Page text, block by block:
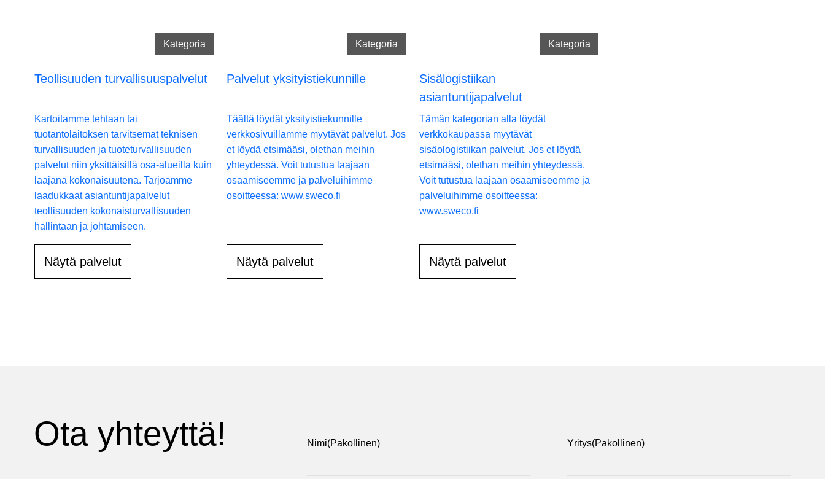
Kategoria
Teollisuuden turvallisuuspalvelut
Kartoitamme tehtaan tai
tuotantolaitoksen tarvitsemat teknisen
turvallisuuden ja tuoteturvallisuuden
palvelut niin yksittäisillä osa-alueilla kuin
laajana kokonaisuutena. Tarjoamme
laadukkaat asiantuntijapalvelut
teollisuuden kokonaisturvallisuuden
hallintaan ja johtamiseen.
Näytä palvelut
Kategoria
Palvelut yksityistiekunnille
Täältä löydät yksityistiekunnille
verkkosivuillamme myytävät palvelut. Jos
et löydä etsimääsi, olethan meihin
yhteydessä. Voit tutustua laajaan
osaamiseemme ja palveluihimme
osoitteessa: www.sweco.fi
Näytä palvelut
Kategoria
Sisälogistiikan
asiantuntijapalvelut
Tämän kategorian alla löydät
verkkokaupassa myytävät
sisäologistiikan palvelut. Jos et löydä
etsimääsi, olethan meihin yhteydessä.
Voit tutustua laajaan osaamiseemme ja
palveluihimme osoitteessa:
www.sweco.fi
Näytä palvelut
Ota yhteyttä! Nimi(Pakollinen) Yritys(Pakollinen)